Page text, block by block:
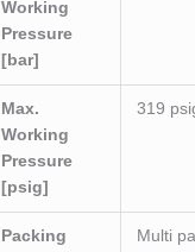
Working
Pressure
[bar]
Max.
Working
Pressure
[psig]
319
Packing
Multi